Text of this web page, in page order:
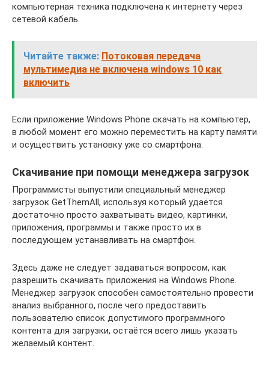
компьютерная техника подключена к интернету через
сетевой кабель.
Читайте также: Потоковая передача
мультимедиа не включена windows 10 как
включить
Если приложение Windows Phone скачать на компьютер,
в любой момент его можно переместить на карту памяти
и осуществить установку уже со смартфона.
Скачивание при помощи менеджера загрузок
Программисты выпустили специальный менеджер
загрузок GetThemAll, используя который удаётся
достаточно просто захватывать видео, картинки,
приложения, программы и также просто их в
последующем устанавливать на смартфон.
Здесь даже не следует задаваться вопросом, как
разрешить скачивать приложения на Windows Phone.
Менеджер загрузок способен самостоятельно провести
анализ выбранного, после чего предоставить
пользователю список допустимого программного
контента для загрузки, остаётся всего лишь указать
желаемый контент.